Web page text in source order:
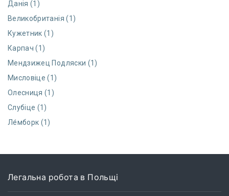
Данія (1)
Великобританія (1)
Кужетник (1)
Карпач (1)
Мендзижец Подляски (1)
Мисловіце (1)
Олесниця (1)
Слубіце (1)
Ле́мборк (1)
Легальна робота в Польщі